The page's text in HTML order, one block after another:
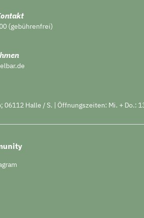
(gebührenfrei)
06112 Halle / S. | Öffnungszeiten: Mi. + Do.: